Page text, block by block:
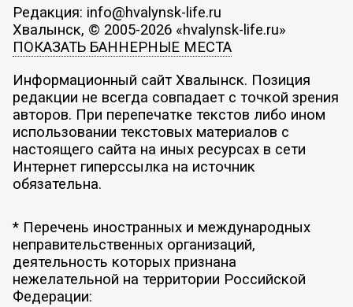
Редакция: info@hvalynsk-life.ru
Хвалынск, © 2005-2026 «hvalynsk-life.ru»
ПОКАЗАТЬ БАННЕРНЫЕ МЕСТА
Информационный сайт Хвалынск. Позиция
редакции не всегда совпадает с точкой зрения
авторов. При перепечатке текстов либо ином
использовании текстовых материалов с
настоящего сайта на иных ресурсах в сети
Интернет гиперссылка на источник
обязательна.
* Перечень иностранных и международных
неправительственных организаций,
деятельность которых признана
нежелательной на территории Российской
Федерации: